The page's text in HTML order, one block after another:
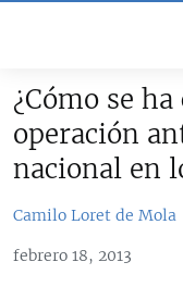
accesibilidad
contenido
TITULARES
CUBA
INMIGRACIÓN
¿Cómo se
operación
nacional en
Camilo Loret de Mola
febrero 18, 2013